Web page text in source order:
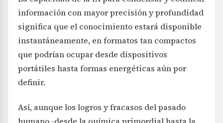
información con mayor precisión y profundidad
significa que el conocimiento estará disponible
instantáneamente, en formatos tan compactos
que podrían ocupar desde dispositivos
portátiles hasta formas energéticas aún por
definir.
Así, aunque los logros y fracasos del pasado